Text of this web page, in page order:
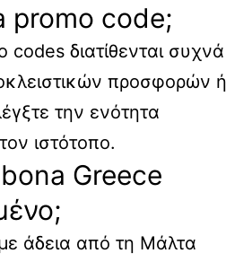
promo code;
διατίθενται συχνά
προσφορών ή
την ενότητα
ιστότοπο.
Greece
με άδεια από τη Μάλτα